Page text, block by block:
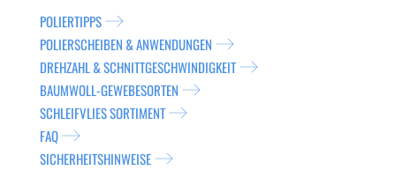
POLIERTIPPS
POLIERSCHEIBEN & ANWENDUNGEN
DREHZAHL & SCHNITTGESCHWINDIGKEIT
BAUMWOLL-GEWEBESORTEN
SCHLEIFVLIES SORTIMENT
FAQ
SICHERHEITSHINWEISE